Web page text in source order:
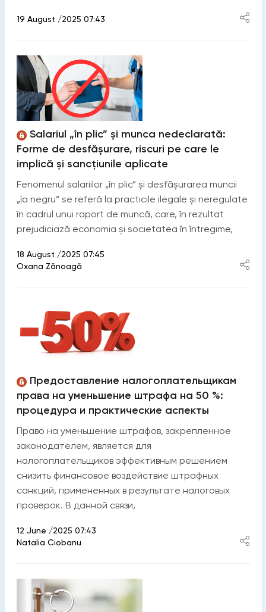
19 August /2025 07:43
Salariul „în plic” și munca nedeclarată:
Forme de desfășurare, riscuri pe care le
implică și sancțiunile aplicate
Fenomenul salariilor „în plic” și desfășurarea muncii
„la negru” se referă la practicile ilegale și neregulate
în cadrul unui raport de muncă, care, în rezultat
prejudiciază economia și societatea în întregime,
18 August /2025 07:45
Oxana Zănoagă
Предоставление налогоплательщикам
права на уменьшение штрафа на 50 %:
процедура и практические аспекты
Право на уменьшение штрафов, закрепленное
законодателем, является для
налогоплательщиков эффективным решением
снизить финансовое воздействие штрафных
санкций, примененных в результате налоговых
проверок. В данной связи,
12 June /2025 07:43
Natalia Ciobanu